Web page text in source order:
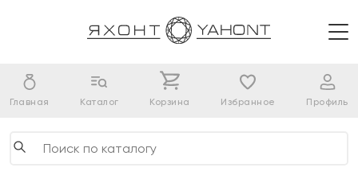
Главная Каталог Корзина Избранное Профиль